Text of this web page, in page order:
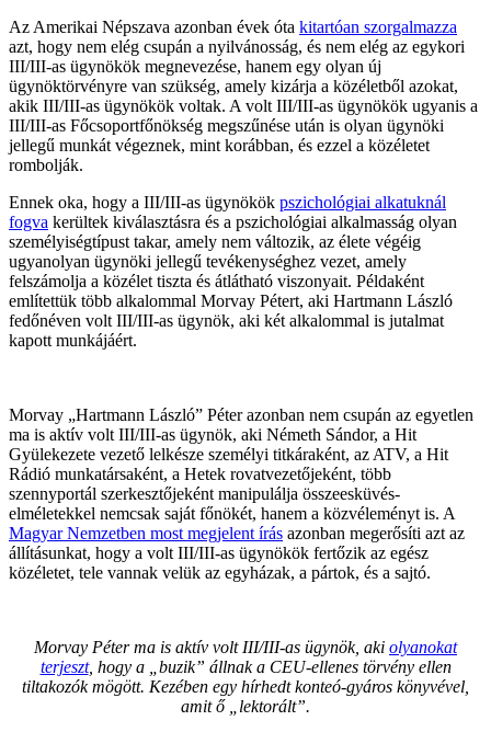
Az Amerikai Népszava azonban évek óta kitartóan szorgalmazza
azt, hogy nem elég csupán a nyilvánosság, és nem elég az egykori
III/III-as ügynökök megnevezése, hanem egy olyan új
ügynöktörvényre van szükség, amely kizárja a közéletből azokat,
akik III/III-as ügynökök voltak. A volt III/III-as ügynökök ugyanis a
III/III-as Főcsoportfőnökség megszűnése után is olyan ügynöki
jellegű munkát végeznek, mint korábban, és ezzel a közéletet
rombolják.
Ennek oka, hogy a III/III-as ügynökök pszichológiai alkatuknál
fogva kerültek kiválasztásra és a pszichológiai alkalmasság olyan
személyiségtípust takar, amely nem változik, az élete végéig
ugyanolyan ügynöki jellegű tevékenységhez vezet, amely
felszámolja a közélet tiszta és átlátható viszonyait. Példaként
említettük több alkalommal Morvay Pétert, aki Hartmann László
fedőnéven volt III/III-as ügynök, aki két alkalommal is jutalmat
kapott munkájáért.
Morvay „Hartmann László” Péter azonban nem csupán az egyetlen
ma is aktív volt III/III-as ügynök, aki Németh Sándor, a Hit
Gyülekezete vezető lelkésze személyi titkáraként, az ATV, a Hit
Rádió munkatársaként, a Hetek rovatvezetőjeként, több
szennyportál szerkesztőjeként manipulálja összeesküvés-
elméletekkel nemcsak saját főnökét, hanem a közvéleményt is. A
Magyar Nemzetben most megjelent írás azonban megerősíti azt az
állításunkat, hogy a volt III/III-as ügynökök fertőzik az egész
közéletet, tele vannak velük az egyházak, a pártok, és a sajtó.
Morvay Péter ma is aktív volt III/III-as ügynök, aki olyanokat
terjeszt, hogy a „buzik” állnak a CEU-ellenes törvény ellen
tiltakozók mögött. Kezében egy hírhedt konteó-gyáros könyvével,
amit ő „lektorált”.